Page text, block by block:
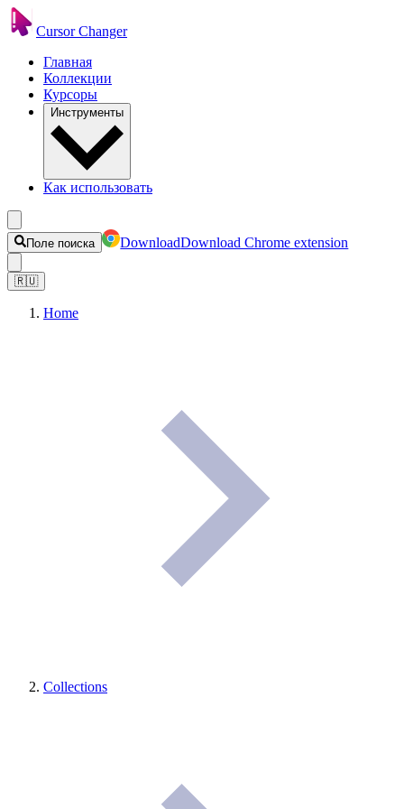
Cursor Changer
Главная
Коллекции
Курсоры
Инструменты
Как использовать
Поле поиска DownloadDownload Chrome extension
🇷🇺
Home
Collections